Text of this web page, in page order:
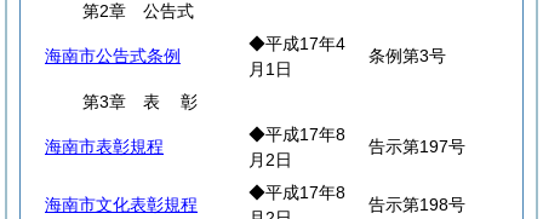
第2章 公告式
海南市公告式条例
◆平成17年4
月1日
条例第3号
第3章 表彰
海南市表彰規程
◆平成17年8
月2日
告示第197号
海南市文化表彰規程
◆平成17年8
告示第198号